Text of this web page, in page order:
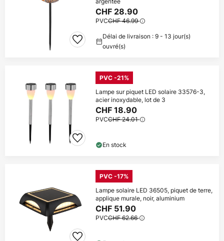
CHF 28.90
PVCCHF 46.99
Délai de livraison : 9 - 13 jour(s)
ouvré(s)
PVC -21%
Lampe sur piquet LED solaire 33576-3,
acier inoxydable, lot de 3
CHF 18.90
PVCCHF 24.01
En stock
PVC -17%
Lampe solaire LED 36505, piquet de terre,
applique murale, noir, aluminium
CHF 51.90
PVCCHF 62.66